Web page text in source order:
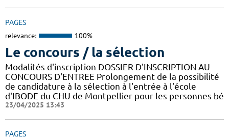
PAGES
relevance: 100%
Le concours / la sélection
Modalités d'inscription DOSSIER D'INSCRIPTION AU
CONCOURS D'ENTREE Prolongement de la possibilité
de candidature à la sélection à l'entrée à l'école
d'IBODE du CHU de Montpellier pour les personnes bé
23/04/2025 13:43
PAGES